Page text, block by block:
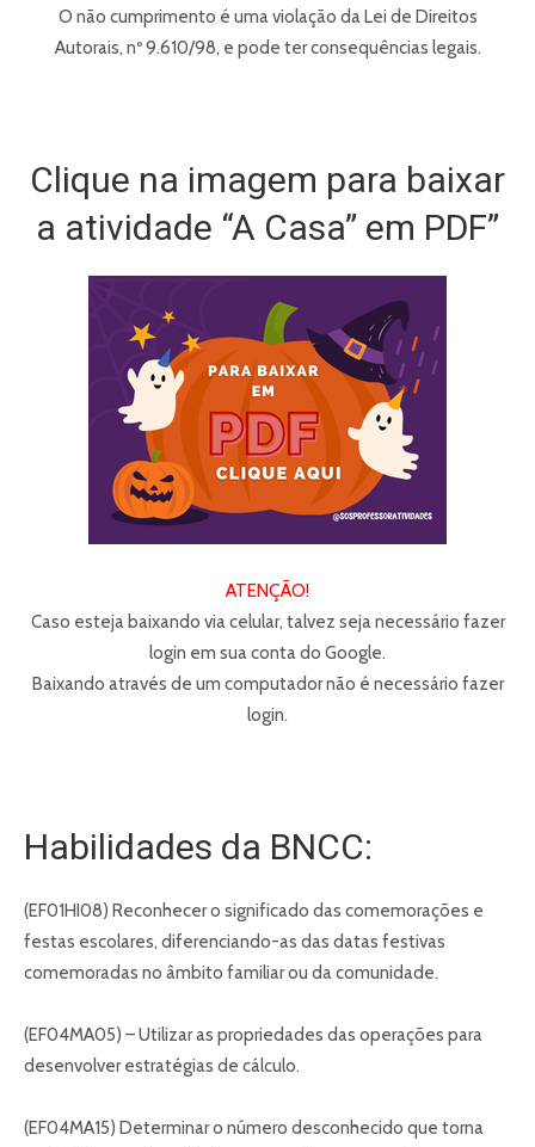
O não cumprimento é uma violação da Lei de Direitos
Autorais, nº 9.610/98, e pode ter consequências legais.
Clique na imagem para baixar
a atividade “A Casa” em PDF”
ATENÇÃO!
Caso esteja baixando via celular, talvez seja necessário fazer
login em sua conta do Google.
Baixando através de um computador não é necessário fazer
login.
Habilidades da BNCC:
(EF01HI08) Reconhecer o significado das comemorações e
festas escolares, diferenciando-as das datas festivas
comemoradas no âmbito familiar ou da comunidade.
(EF04MA05) – Utilizar as propriedades das operações para
desenvolver estratégias de cálculo.
(EF04MA15) Determinar o número desconhecido que torna